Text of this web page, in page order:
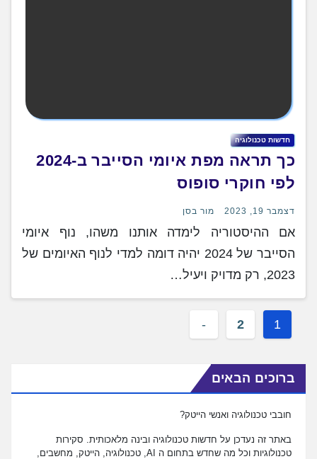
חדשות טכנולוגיה
כך תראה מפת איומי הסייבר ב-2024
לפי חוקרי סופוס
דצמבר 19, 2023 מור בסן
אם ההיסטוריה לימדה אותנו משהו, נוף איומי
הסייבר של 2024 יהיה דומה למדי לנוף האיומים של
2023, רק מדויק ויעיל…
1
2
ברוכים הבאים
חובבי טכנולוגיה ואנשי הייטק?
באתר זה נעדכן על חדשות טכנולוגיה ובינה מלאכותית. סקירות
טכנולוגיות וכל מה שחדש בתחום ה AI, טכנולוגיה, הייטק, מחשבים,